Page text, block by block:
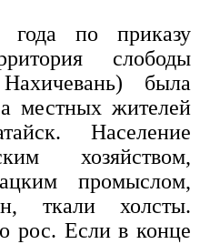
года по приказу
слободы
была
местных жителей
Население
хозяйством,
промыслом,
ткали холсты.
рос. Если в конце